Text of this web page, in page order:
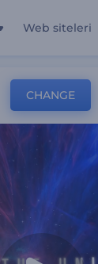
Web siteleri
CHANGE